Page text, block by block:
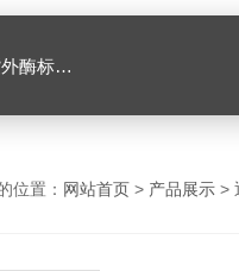
原装潮霉素B
位置： 网站首页 > 产品展示 >